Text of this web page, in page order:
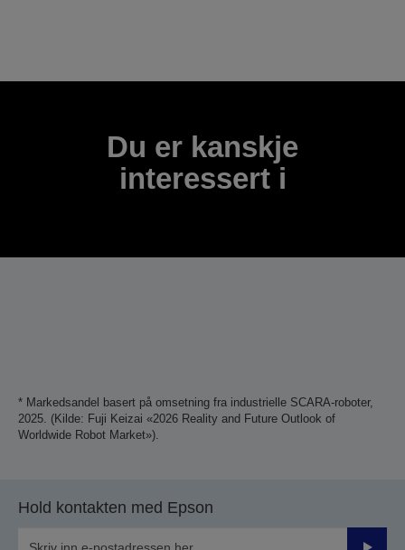
Takk for at du sendte inn bidraget ditt.
virkedagene.
Du er kanskje
interessert i
* Markedsandel basert på omsetning fra industrielle SCARA-roboter,
2025. (Kilde: Fuji Keizai «2026 Reality and Future Outlook of
Worldwide Robot Market»).
Hold kontakten med Epson